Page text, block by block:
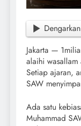
Jakarta —
alaihi
Setiap ajaran,
SAW
Ada satu
Muhammad